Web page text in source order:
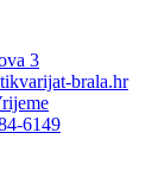
3
brala.hr
6149